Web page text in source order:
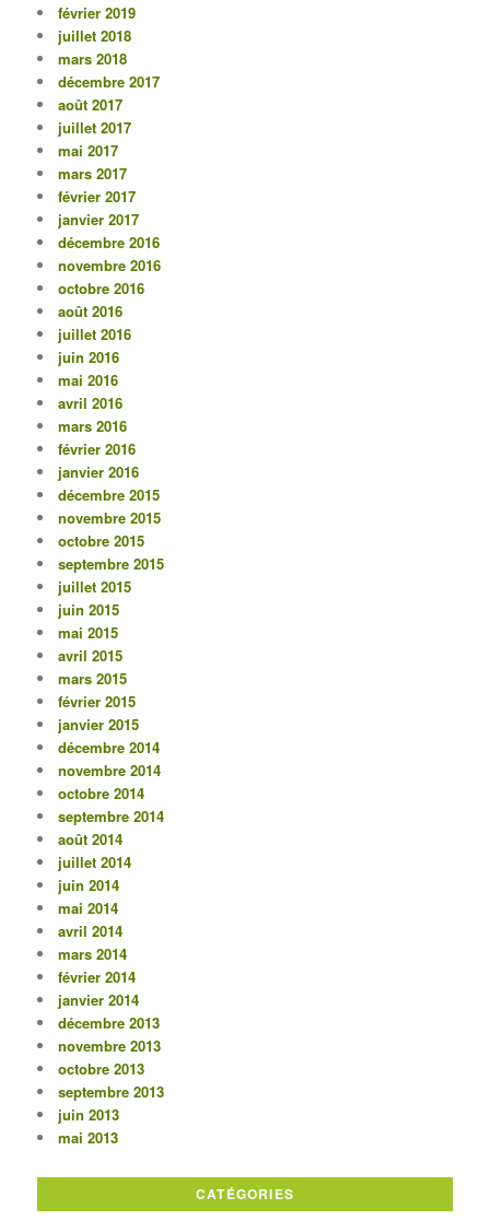
février 2019
juillet 2018
mars 2018
décembre 2017
août 2017
juillet 2017
mai 2017
mars 2017
février 2017
janvier 2017
décembre 2016
novembre 2016
octobre 2016
août 2016
juillet 2016
juin 2016
mai 2016
avril 2016
mars 2016
février 2016
janvier 2016
décembre 2015
novembre 2015
octobre 2015
septembre 2015
juillet 2015
juin 2015
mai 2015
avril 2015
mars 2015
février 2015
janvier 2015
décembre 2014
novembre 2014
octobre 2014
septembre 2014
août 2014
juillet 2014
juin 2014
mai 2014
avril 2014
mars 2014
février 2014
janvier 2014
décembre 2013
novembre 2013
octobre 2013
septembre 2013
juin 2013
mai 2013
CATÉGORIES